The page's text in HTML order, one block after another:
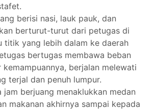
berisi nasi, lauk pauk, dan
berturut-turut dari petugas di
titik yang lebih dalam ke daerah
bertugas membawa beban
kemampuannya, berjalan melewati
terjal dan penuh lumpur.
jam berjuang menaklukkan medan
makanan akhirnya sampai kepada